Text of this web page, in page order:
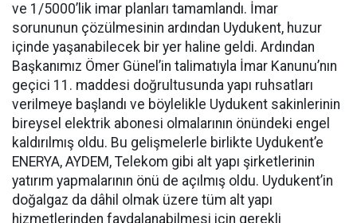
ve 1/5000’lik imar planları tamamlandı. İmar
sorununun çözülmesinin ardından Uydukent, huzur
içinde yaşanabilecek bir yer haline geldi. Ardından
Başkanımız Ömer Günel’in talimatıyla İmar Kanunu’nın
geçici 11. maddesi doğrultusunda yapı ruhsatları
verilmeye başlandı ve böylelikle Uydukent sakinlerinin
bireysel elektrik abonesi olmalarının önündeki engel
kaldırılmış oldu. Bu gelişmelerle birlikte Uydukent’e
ENERYA, AYDEM, Telekom gibi alt yapı şirketlerinin
yatırım yapmalarının önü de açılmış oldu. Uydukent’in
doğalgaz da dâhil olmak üzere tüm alt yapı
hizmetlerinden faydalanabilmesi için gerekli